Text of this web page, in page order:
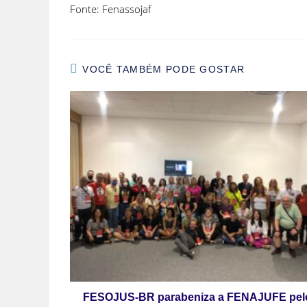
Fonte: Fenassojaf
VOCÊ TAMBÉM PODE GOSTAR
FESOJUS-BR parabeniza a FENAJUFE